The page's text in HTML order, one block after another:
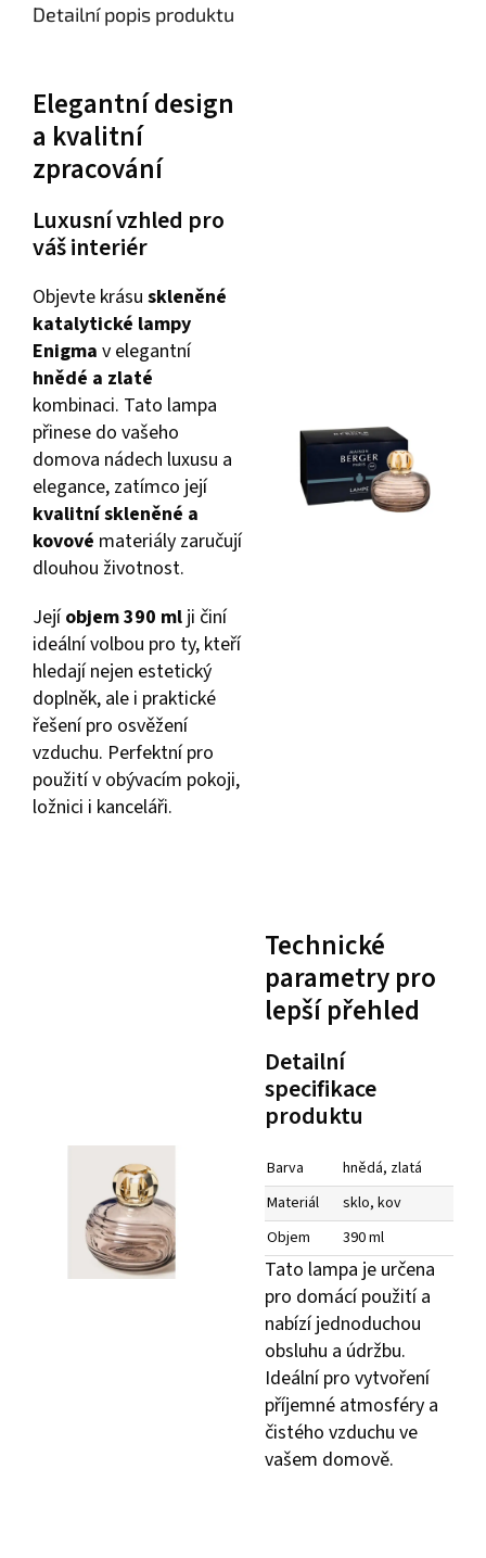
Detailní popis produktu
Elegantní design
a kvalitní
zpracování
Luxusní vzhled pro
váš interiér
Objevte krásu skleněné
katalytické lampy
Enigma v elegantní
hnědé a zlaté
kombinaci. Tato lampa
přinese do vašeho
domova nádech luxusu a
elegance, zatímco její
kvalitní skleněné a
kovové materiály zaručují
dlouhou životnost.
Jejíobjem 390 ml ji činí
ideální volbou pro ty, kteří
hledají nejen estetický
doplněk, ale i praktické
řešení pro osvěžení
vzduchu. Perfektní pro
použití v obývacím pokoji,
ložnici i kanceláři.
Technické
parametry pro
lepší přehled
Detailní
specifikace
produktu
Barva
hnědá, zlatá
Materiál
sklo, kov
Objem
390 ml
Tato lampa je určena
pro domácí použití a
nabízí jednoduchou
obsluhu a údržbu.
Ideální pro vytvoření
příjemné atmosféry a
čistého vzduchu ve
vašem domově.